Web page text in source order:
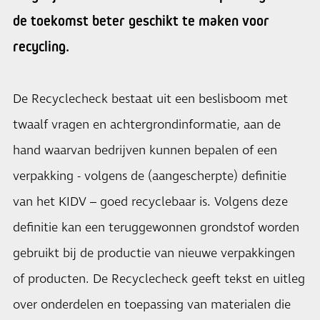
de toekomst beter geschikt te maken voor
recycling.
De Recyclecheck bestaat uit een beslisboom met
twaalf vragen en achtergrondinformatie, aan de
hand waarvan bedrijven kunnen bepalen of een
verpakking - volgens de (aangescherpte) definitie
van het KIDV – goed recyclebaar is. Volgens deze
definitie kan een teruggewonnen grondstof worden
gebruikt bij de productie van nieuwe verpakkingen
of producten. De Recyclecheck geeft tekst en uitleg
over onderdelen en toepassing van materialen die